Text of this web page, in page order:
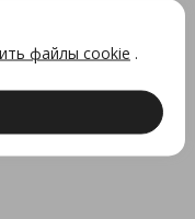
файлы cookie .